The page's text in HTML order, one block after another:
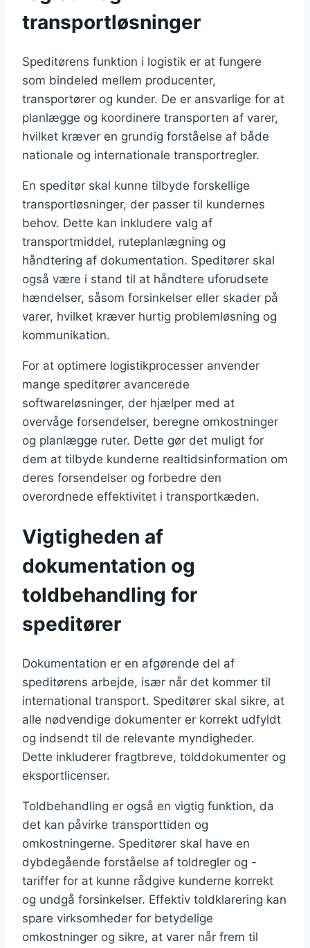
transportløsninger
Speditørens funktion i logistik er at fungere
som bindeled mellem producenter,
transportører og kunder. De er ansvarlige for at
planlægge og koordinere transporten af varer,
hvilket kræver en grundig forståelse af både
nationale og internationale transportregler.
En speditør skal kunne tilbyde forskellige
transportløsninger, der passer til kundernes
behov. Dette kan inkludere valg af
transportmiddel, ruteplanlægning og
håndtering af dokumentation. Speditører skal
også være i stand til at håndtere uforudsete
hændelser, såsom forsinkelser eller skader på
varer, hvilket kræver hurtig problemløsning og
kommunikation.
For at optimere logistikprocesser anvender
mange speditører avancerede
softwareløsninger, der hjælper med at
overvåge forsendelser, beregne omkostninger
og planlægge ruter. Dette gør det muligt for
dem at tilbyde kunderne realtidsinformation om
deres forsendelser og forbedre den
overordnede effektivitet i transportkæden.
Vigtigheden af
dokumentation og
toldbehandling for
speditører
Dokumentation er en afgørende del af
speditørens arbejde, især når det kommer til
international transport. Speditører skal sikre, at
alle nødvendige dokumenter er korrekt udfyldt
og indsendt til de relevante myndigheder.
Dette inkluderer fragtbreve, tolddokumenter og
eksportlicenser.
Toldbehandling er også en vigtig funktion, da
det kan påvirke transporttiden og
omkostningerne. Speditører skal have en
dybdegående forståelse af toldregler og -
tariffer for at kunne rådgive kunderne korrekt
og undgå forsinkelser. Effektiv toldklarering kan
spare virksomheder for betydelige
omkostninger og sikre, at varer når frem til